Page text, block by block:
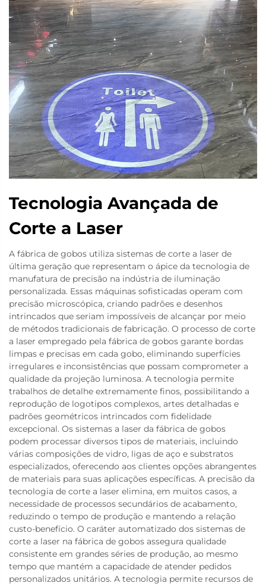
Tecnologia Avançada de
Corte a Laser
A fábrica de gobos utiliza sistemas de corte a laser de
última geração que representam o ápice da tecnologia de
manufatura de precisão na indústria de iluminação
personalizada. Essas máquinas sofisticadas operam com
precisão microscópica, criando padrões e desenhos
intrincados que seriam impossíveis de alcançar por meio
de métodos tradicionais de fabricação. O processo de corte
a laser empregado pela fábrica de gobos garante bordas
limpas e precisas em cada gobo, eliminando superfícies
irregulares e inconsistências que possam comprometer a
qualidade da projeção luminosa. A tecnologia permite
trabalhos de detalhe extremamente finos, possibilitando a
reprodução de logotipos complexos, artes detalhadas e
padrões geométricos intrincados com fidelidade
excepcional. Os sistemas a laser da fábrica de gobos
podem processar diversos tipos de materiais, incluindo
várias composições de vidro, ligas de aço e substratos
especializados, oferecendo aos clientes opções abrangentes
de materiais para suas aplicações específicas. A precisão da
tecnologia de corte a laser elimina, em muitos casos, a
necessidade de processos secundários de acabamento,
reduzindo o tempo de produção e mantendo a relação
custo-benefício. O caráter automatizado dos sistemas de
corte a laser na fábrica de gobos assegura qualidade
consistente em grandes séries de produção, ao mesmo
tempo que mantém a capacidade de atender pedidos
personalizados unitários. A tecnologia permite recursos de